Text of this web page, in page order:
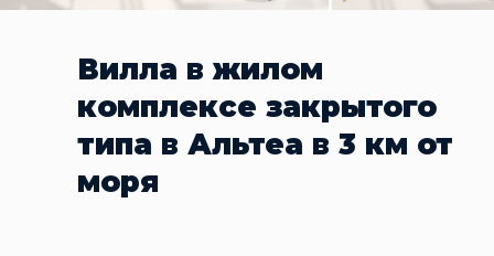
Вилла в жилом
комплексе закрытого
типа в Альтеа в 3 км от
моря